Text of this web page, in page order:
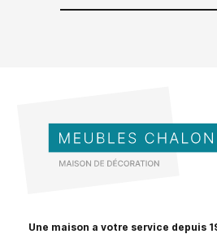
Une maison a votre service depuis